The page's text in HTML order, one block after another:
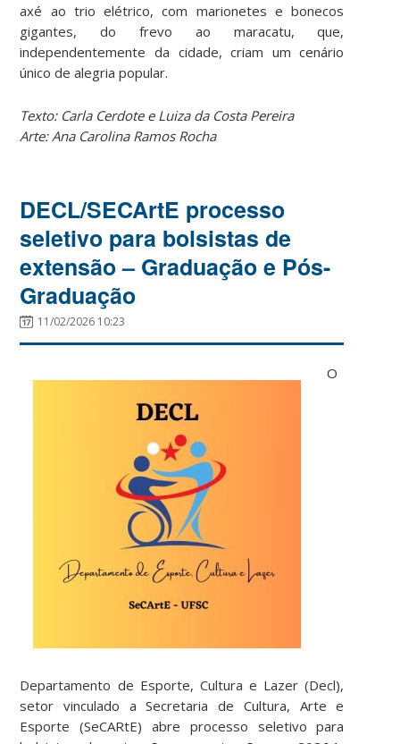
axé ao trio elétrico, com marionetes e bonecos
gigantes, do frevo ao maracatu, que,
independentemente da cidade, criam um cenário
único de alegria popular.
Texto: Carla Cerdote e Luiza da Costa Pereira
Arte: Ana Carolina Ramos Rocha
DECL/SECArtE processo
seletivo para bolsistas de
extensão – Graduação e Pós-
Graduação
11/02/2026 10:23
O
Departamento de Esporte, Cultura e Lazer (Decl),
setor vinculado a Secretaria de Cultura, Arte e
Esporte (SeCARtE) abre processo seletivo para